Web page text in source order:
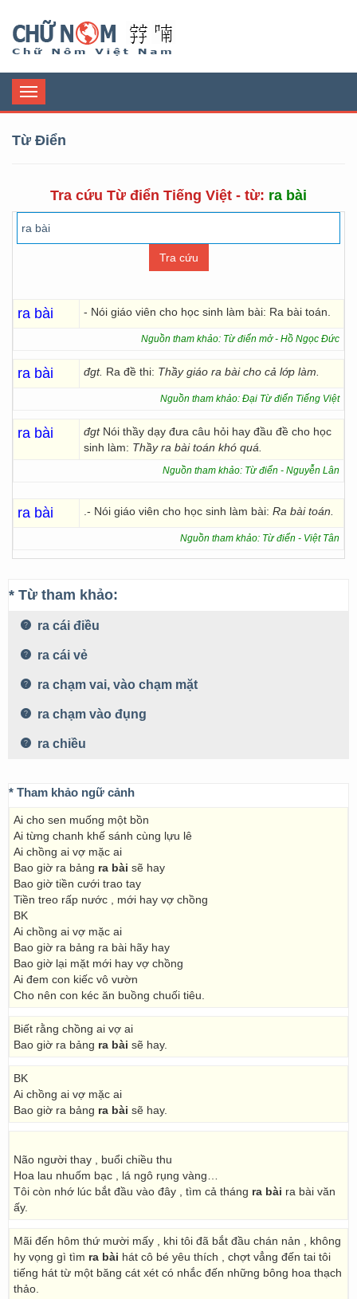
Toggle
navigation
Từ Điển
Tra cứu Từ điển Tiếng Việt - từ: ra bài
ra bài - Nói giáo viên cho học sinh làm bài: Ra bài toán.
Nguồn tham khảo: Từ điển mở - Hồ Ngọc Đức
ra bài đgt. Ra đề thi: Thầy giáo ra bài cho cả lớp làm.
Nguồn tham khảo: Đại Từ điển Tiếng Việt
ra bài đgt Nói thầy dạy đưa câu hỏi hay đầu đề cho học
sinh làm: Thầy ra bài toán khó quá.
Nguồn tham khảo: Từ điển - Nguyễn Lân
ra bài .- Nói giáo viên cho học sinh làm bài: Ra bài toán.
Nguồn tham khảo: Từ điển - Việt Tân
* Từ tham khảo:
ra cái điều
ra cái vẻ
ra chạm vai, vào chạm mặt
ra chạm vào đụng
ra chiều
* Tham khảo ngữ cảnh
Ai cho sen muống một bồn
Ai từng chanh khế sánh cùng lựu lê
Ai chồng ai vợ mặc ai
Bao giờ ra bảng ra bài sẽ hay
Bao giờ tiền cưới trao tay
Tiền treo rấp nước , mới hay vợ chồng
BK
Ai chồng ai vợ mặc ai
Bao giờ ra bảng ra bài hãy hay
Bao giờ lại mặt mới hay vợ chồng
Ai đem con kiếc vô vườn
Cho nên con kéc ăn buồng chuối tiêu.
Biết rằng chồng ai vợ ai
Bao giờ ra bảng ra bài sẽ hay.
BK
Ai chồng ai vợ mặc ai
Bao giờ ra bảng ra bài sẽ hay.
Não người thay , buổi chiều thu
Hoa lau nhuốm bạc , lá ngô rụng vàng…
Tôi còn nhớ lúc bắt đầu vào đây , tìm cả tháng ra bài ra bài văn
ấy.
Mãi đến hôm thứ mười mấy , khi tôi đã bắt đầu chán nản , không
hy vọng gì tìm ra bài hát cô bé yêu thích , chợt vẳng đến tai tôi
tiếng hát từ một băng cát xét có nhắc đến những bông hoa thạch
thảo.